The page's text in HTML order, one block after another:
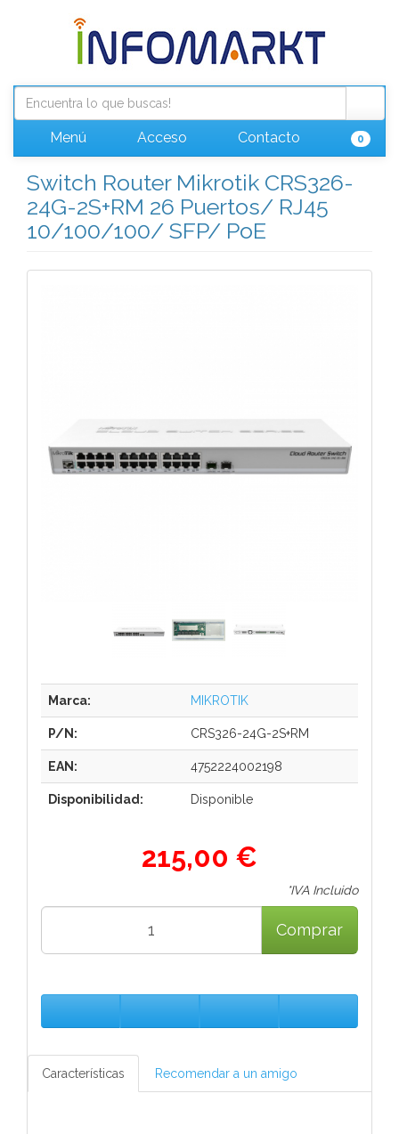
Menú Acceso Contacto 0
Switch Router Mikrotik CRS326-
24G-2S+RM 26 Puertos/ RJ45
10/100/100/ SFP/ PoE
Marca: MIKROTIK
P/N: CRS326-24G-2S+RM
EAN: 4752224002198
Disponibilidad: Disponible
215,00 €
*IVA Incluido
Comprar
Características Recomendar a un amigo